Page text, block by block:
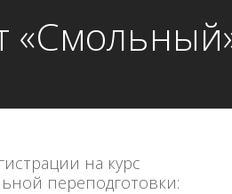
на курс
переподготовки: